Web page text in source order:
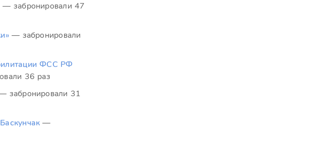
— забронировали 47
— забронировали
ФСС РФ
36 раз
забронировали 31
—